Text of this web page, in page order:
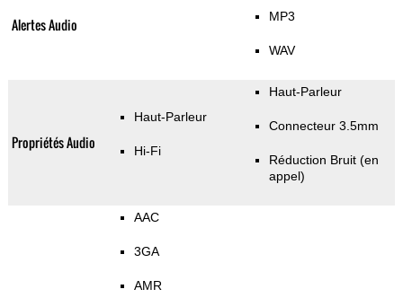
Alertes Audio MP3
WAV
Propriétés Audio
Haut-Parleur
Hi-Fi
Haut-Parleur
Connecteur 3.5mm
Réduction Bruit (en
appel)
AAC
3GA
AMR